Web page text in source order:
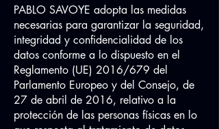
PABLO SAVOYE adopta las medidas
necesarias para garantizar la seguridad,
integridad y confidencialidad de los
datos conforme a lo dispuesto en el
Reglamento (UE) 2016/679 del
Parlamento Europeo y del Consejo, de
27 de abril de 2016, relativo a la
protección de las personas físicas en lo